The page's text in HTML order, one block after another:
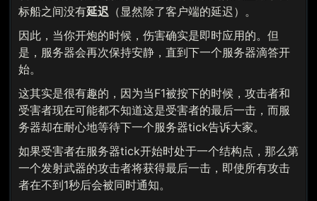
标船之间没有延迟 （显然除了客户端的延迟）。
因此，当你开炮的时候，伤害确实是即时应用的。但
是，服务器会再次保持安静，直到下一个服务器滴答开
始。
这其实是很有趣的，因为当F1被按下的时候，攻击者和
受害者现在可能都不知道这是受害者的最后一击，而服
务器却在耐心地等待下一个服务器tick告诉大家。
如果受害者在服务器tick开始时处于一个结构点，那么第
一个发射武器的攻击者将获得最后一击，即使所有攻击
者在不到1秒后会被同时通知。